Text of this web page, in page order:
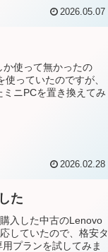
2026.05.07
使って無かったの
っていたのですが、
ニPCを置き換えてみ
2026.02.28
た
入した中古のLenovo
していたので、格安タ
プランを試してみま